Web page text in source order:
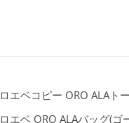
ロエベコピー ORO ALA
ロエベ ORO ALAバッグ(